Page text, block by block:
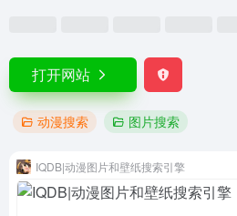
打开网站
动漫搜索 图片搜索
IQDB|动漫图片和壁纸搜索引擎